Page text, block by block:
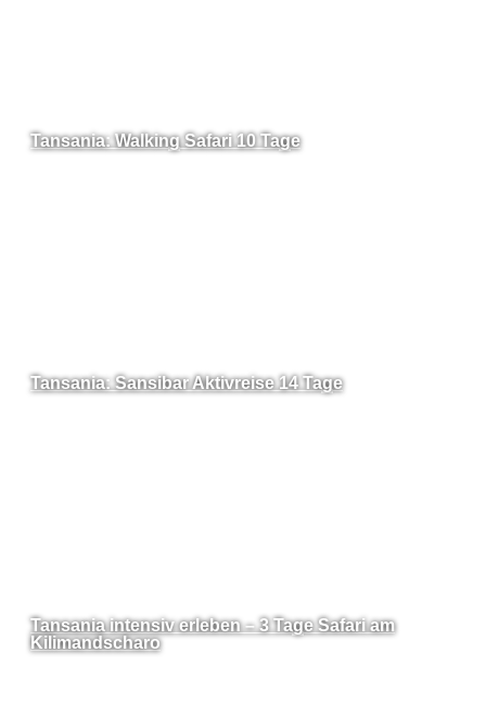
Tansania: Walking Safari 10 Tage
Tansania: Sansibar Aktivreise 14 Tage
Tansania intensiv erleben – 3 Tage Safari am
Kilimandscharo